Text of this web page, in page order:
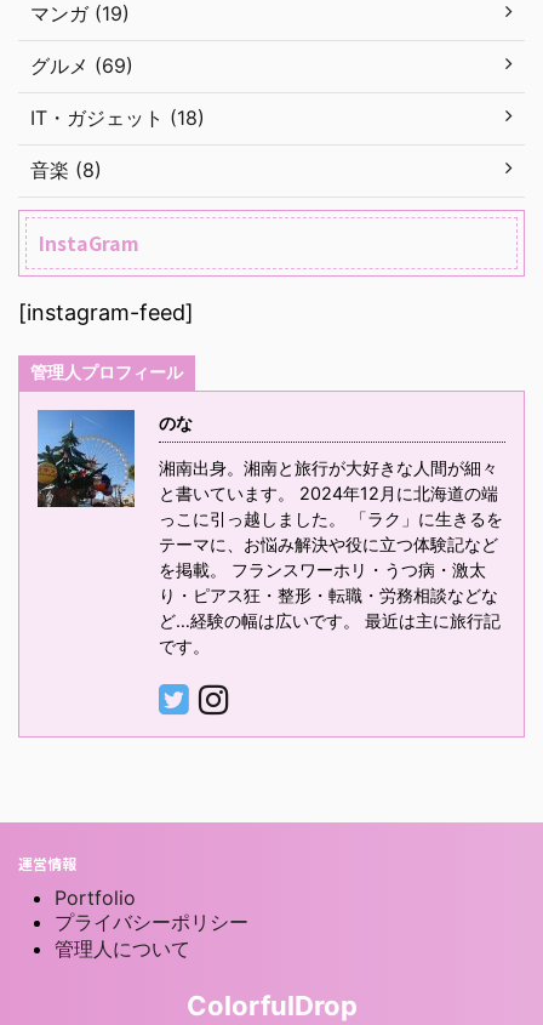
マンガ (19)
グルメ (69)
IT・ガジェット (18)
音楽 (8)
InstaGram
[instagram-feed]
管理人プロフィール
のな
湘南出身。湘南と旅行が大好きな人間が細々
と書いています。 2024年12月に北海道の端
っこに引っ越しました。 「ラク」に生きるを
テーマに、お悩み解決や役に立つ体験記など
を掲載。 フランスワーホリ・うつ病・激太
り・ピアス狂・整形・転職・労務相談などな
ど…経験の幅は広いです。 最近は主に旅行記
です。
運営情報
Portfolio
プライバシーポリシー
管理人について
ColorfulDrop